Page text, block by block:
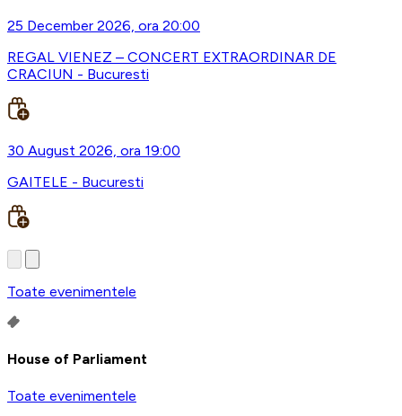
25 December 2026, ora 20:00
REGAL VIENEZ – CONCERT EXTRAORDINAR DE
CRACIUN - Bucuresti
30 August 2026, ora 19:00
GAITELE - Bucuresti
Toate evenimentele
House of Parliament
Toate evenimentele